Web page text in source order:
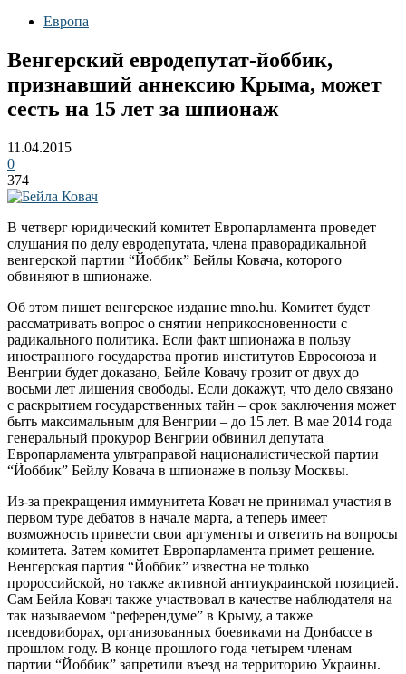
Европа
Венгерский евродепутат-йоббик,
признавший аннексию Крыма, может
сесть на 15 лет за шпионаж
11.04.2015
0
374
В четверг юридический комитет Европарламента проведет
слушания по делу евродепутата, члена праворадикальной
венгерской партии “Йоббик” Бейлы Ковача, которого
обвиняют в шпионаже.
Об этом пишет венгерское издание mno.hu. Комитет будет
рассматривать вопрос о снятии неприкосновенности с
радикального политика. Если факт шпионажа в пользу
иностранного государства против институтов Евросоюза и
Венгрии будет доказано, Бейле Ковачу грозит от двух до
восьми лет лишения свободы. Если докажут, что дело связано
с раскрытием государственных тайн – срок заключения может
быть максимальным для Венгрии – до 15 лет. В мае 2014 года
генеральный прокурор Венгрии обвинил депутата
Европарламента ультраправой националистической партии
“Йоббик” Бейлу Ковача в шпионаже в пользу Москвы.
Из-за прекращения иммунитета Ковач не принимал участия в
первом туре дебатов в начале марта, а теперь имеет
возможность привести свои аргументы и ответить на вопросы
комитета. Затем комитет Европарламента примет решение.
Венгерская партия “Йоббик” известна не только
пророссийской, но также активной антиукраинской позицией.
Сам Бейла Ковач также участвовал в качестве наблюдателя на
так называемом “референдуме” в Крыму, а также
псевдовиборах, организованных боевиками на Донбассе в
прошлом году. В конце прошлого года четырем членам
партии “Йоббик” запретили въезд на территорию Украины.